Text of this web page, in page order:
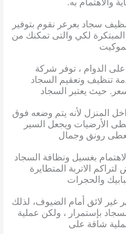
والاهتمام به.
سجاد بعرعر نقوم بتوفير
لكي والتى تمكنك من
الدوام ، توفر شركة
تنظيف وتعقيم السجاد
حيث يعتبر السجاد
المنزل لأنه يتم وضعه فوق
الأرضيات ويجعل السير
رونق وجمال
بغسيل ونظافة السجاد
الاتربة المتطايرة
والحجرات
غير لائق أمام الضيوف، لذلك
بإستمرار ، ولكن عملية
شاقة على